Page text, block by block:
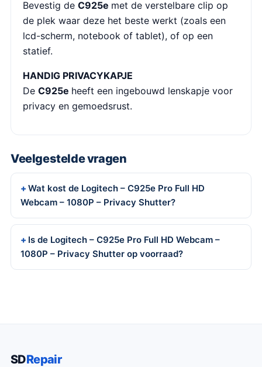
Bevestig de C925e met de verstelbare clip op
de plek waar deze het beste werkt (zoals een
lcd-scherm, notebook of tablet), of op een
statief.
HANDIG PRIVACYKAPJE
De C925e heeft een ingebouwd lenskapje voor
privacy en gemoedsrust.
Veelgestelde vragen
Wat kost de Logitech – C925e Pro Full HD
Webcam – 1080P – Privacy Shutter?
Is de Logitech – C925e Pro Full HD Webcam –
1080P – Privacy Shutter op voorraad?
SDRepair